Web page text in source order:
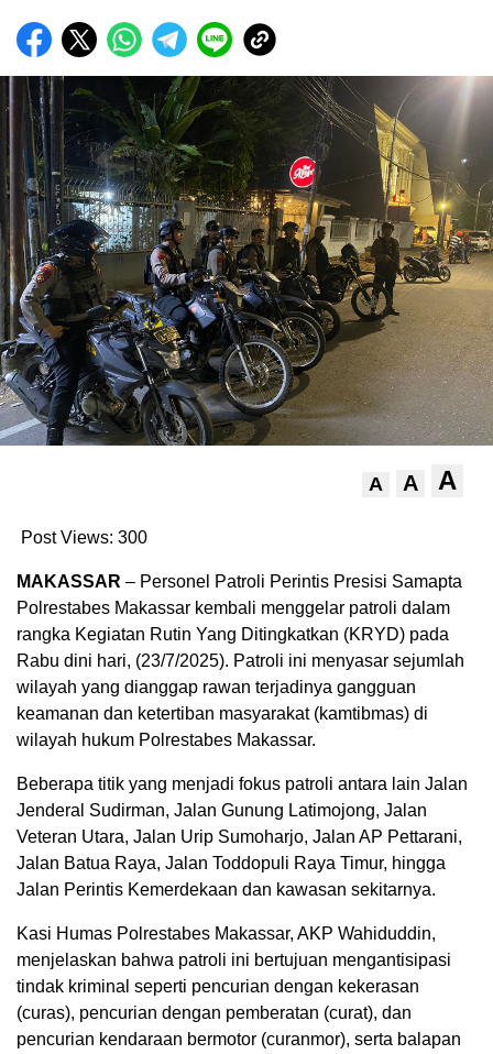
A A A
Post Views: 300
MAKASSAR – Personel Patroli Perintis Presisi Samapta
Polrestabes Makassar kembali menggelar patroli dalam
rangka Kegiatan Rutin Yang Ditingkatkan (KRYD) pada
Rabu dini hari, (23/7/2025). Patroli ini menyasar sejumlah
wilayah yang dianggap rawan terjadinya gangguan
keamanan dan ketertiban masyarakat (kamtibmas) di
wilayah hukum Polrestabes Makassar.
Beberapa titik yang menjadi fokus patroli antara lain Jalan
Jenderal Sudirman, Jalan Gunung Latimojong, Jalan
Veteran Utara, Jalan Urip Sumoharjo, Jalan AP Pettarani,
Jalan Batua Raya, Jalan Toddopuli Raya Timur, hingga
Jalan Perintis Kemerdekaan dan kawasan sekitarnya.
Kasi Humas Polrestabes Makassar, AKP Wahiduddin,
menjelaskan bahwa patroli ini bertujuan mengantisipasi
tindak kriminal seperti pencurian dengan kekerasan
(curas), pencurian dengan pemberatan (curat), dan
pencurian kendaraan bermotor (curanmor), serta balapan